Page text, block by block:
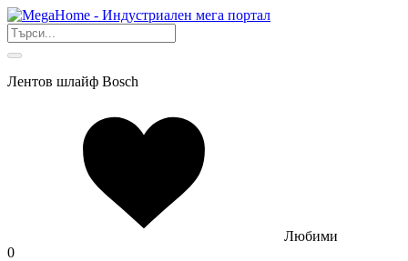
Лентов шлайф Bosch
Любими
0